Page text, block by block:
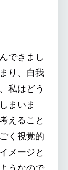
できまし
り、自我
私はどう
まいま
えること
く視覚的
メージと